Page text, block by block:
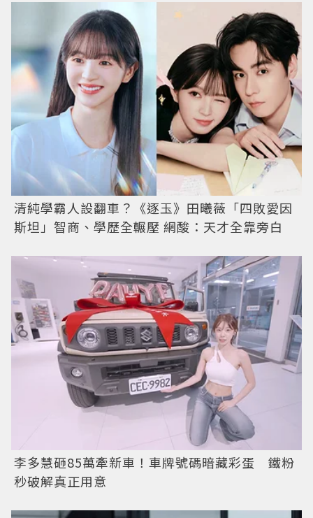
清純學霸人設翻車？《逐玉》田曦薇「四敗愛因
斯坦」智商、學歷全輾壓 網酸：天才全靠旁白
李多慧砸85萬牽新車！車牌號碼暗藏彩蛋 鐵粉
秒破解真正用意